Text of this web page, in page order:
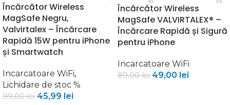
Încărcător Wireless
MagSafe Negru,
Valvirtalex – Încărcare
Rapidă 15W pentru iPhone
și Smartwatch
Incarcatoare WiFi,
Lichidare de stoc %
99,00lei 45,99 lei
Încărcător Wireless
MagSafe VALVIRTALEX® –
Încărcare Rapidă și Sigură
pentru iPhone
Incarcatoare WiFi
89,00lei 49,00 lei